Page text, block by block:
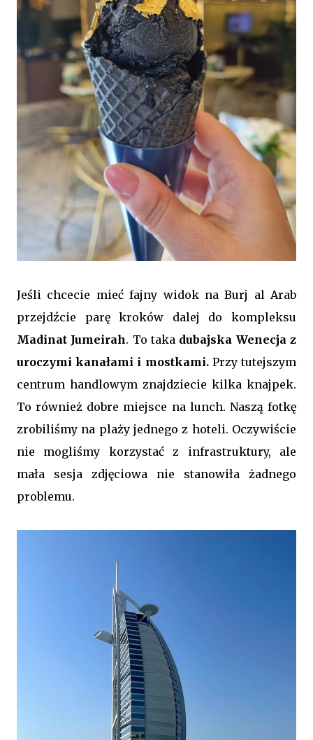
Jeśli chcecie mieć fajny widok na Burj al Arab
przejdźcie parę kroków dalej do kompleksu
Madinat Jumeirah. To taka dubajska Wenecja z
uroczymi kanałami i mostkami.Przy tutejszym
centrum handlowym znajdziecie kilka knajpek.
To również dobre miejsce na lunch. Naszą fotkę
zrobiliśmy na plaży jednego z hoteli. Oczywiście
nie mogliśmy korzystać z infrastruktury, ale
mała sesja zdjęciowa nie stanowiła żadnego
problemu.